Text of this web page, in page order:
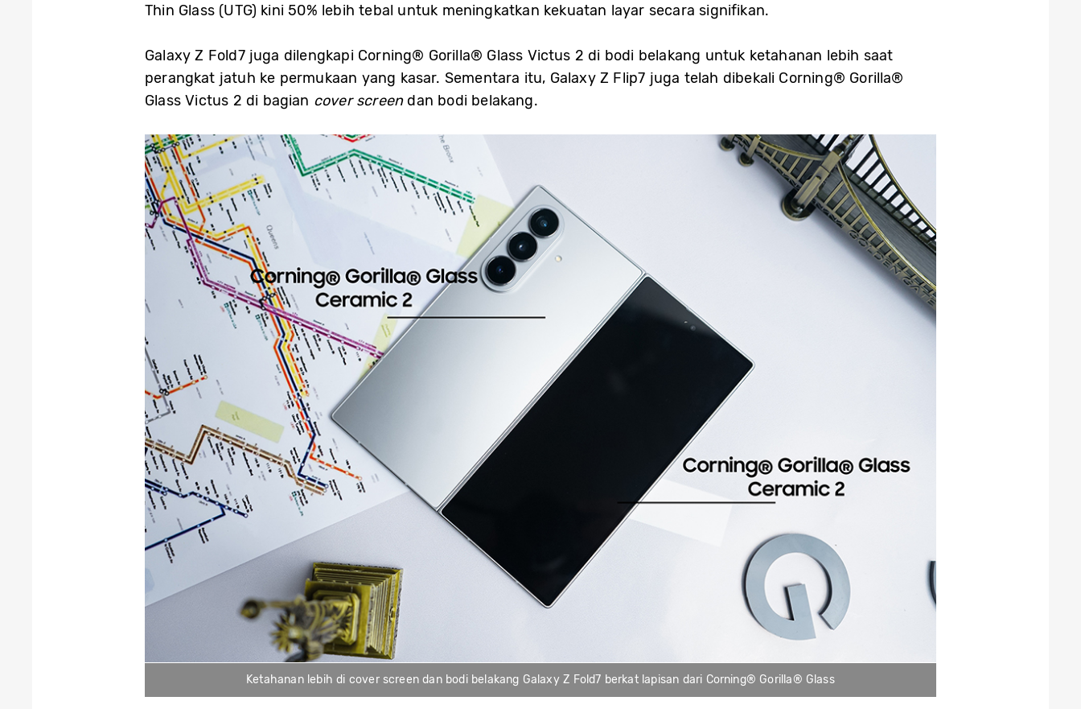
Thin Glass (UTG) kini 50% lebih tebal untuk meningkatkan kekuatan layar secara signifikan.
Galaxy Z Fold7 juga dilengkapi Corning® Gorilla® Glass Victus 2 di bodi belakang untuk ketahanan lebih saat
perangkat jatuh ke permukaan yang kasar. Sementara itu, Galaxy Z Flip7 juga telah dibekali Corning® Gorilla®
Glass Victus 2 di bagian cover screendan bodi belakang.
Ketahanan lebih di cover screen dan bodi belakang Galaxy Z Fold7 berkat lapisan dari Corning® Gorilla® Glass